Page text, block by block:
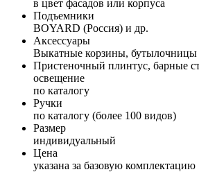
в цвет фасадов или корпуса
Подъемники
BOYARD (Россия) и др.
Аксессуары
Выкатные корзины, бутылочницы
Пристеночный плинтус, барные
освещение
по каталогу
Ручки
по каталогу (более 100 видов)
Размер
индивидуальный
Цена
указана за базовую комплектацию